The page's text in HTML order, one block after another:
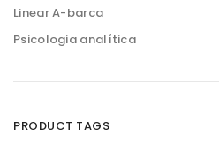
Linear A-barca
Psicologia analítica
PRODUCT TAGS